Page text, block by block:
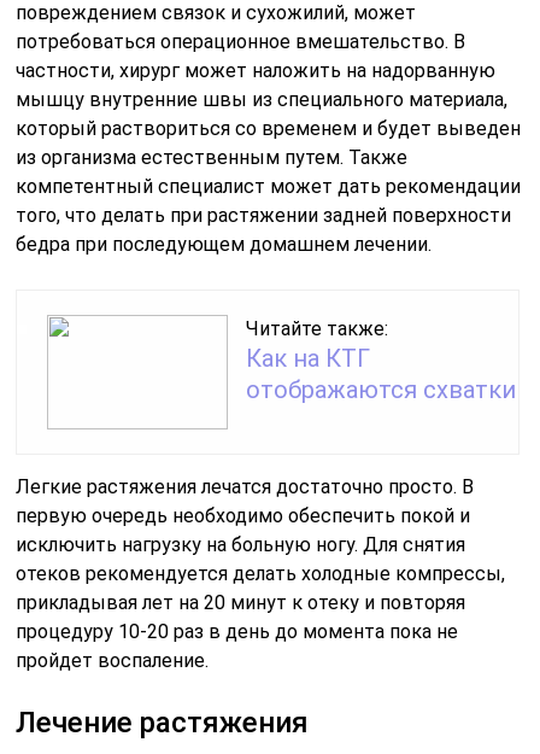
повреждением связок и сухожилий, может
потребоваться операционное вмешательство. В
частности, хирург может наложить на надорванную
мышцу внутренние швы из специального материала,
который раствориться со временем и будет выведен
из организма естественным путем. Также
компетентный специалист может дать рекомендации
того, что делать при растяжении задней поверхности
бедра при последующем домашнем лечении.
Читайте также:
Как на КТГ
отображаются схватки
Легкие растяжения лечатся достаточно просто. В
первую очередь необходимо обеспечить покой и
исключить нагрузку на больную ногу. Для снятия
отеков рекомендуется делать холодные компрессы,
прикладывая лет на 20 минут к отеку и повторяя
процедуру 10-20 раз в день до момента пока не
пройдет воспаление.
Лечение растяжения